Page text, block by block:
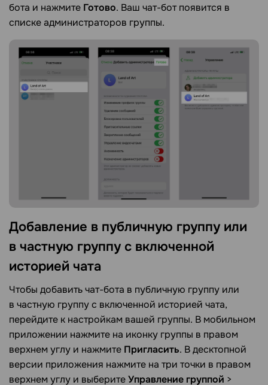
бота и нажмите Готово. Ваш чат-бот появится в
списке администраторов группы.
Добавление в публичную группу или
в частную группу с включенной
историей чата
Чтобы добавить чат-бота в публичную группу или
в частную группу с включенной историей чата,
перейдите к настройкам вашей группы. В мобильном
приложении нажмите на иконку группы в правом
верхнем углу и нажмите Пригласить. В десктопной
версии приложения нажмите на три точки в правом
верхнем углу и выберитеУправление группой >